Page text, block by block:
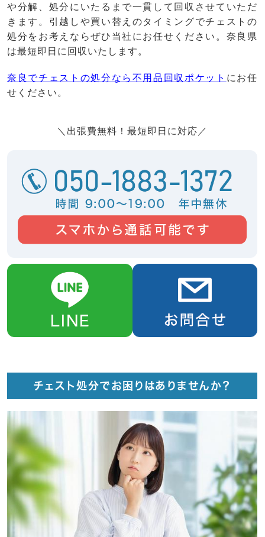
や分解、処分にいたるまで一貫して回収させていただ
きます。引越しや買い替えのタイミングでチェストの
処分をお考えならぜひ当社にお任せください。奈良県
は最短即日に回収いたします。
奈良でチェストの処分なら不用品回収ポケット にお任
せください。
＼出張費無料！最短即日に対応／
チェスト処分でお困りはありませんか？